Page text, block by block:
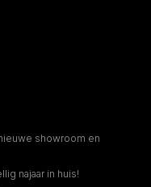
showroom en
najaar in huis!